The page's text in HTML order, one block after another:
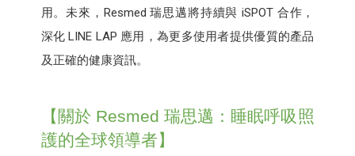
用。未來，Resmed 瑞思邁將持續與 iSPOT 合作，
深化 LINE LAP 應用，為更多使用者提供優質的產品
及正確的健康資訊。
【關於 Resmed 瑞思邁：睡眠呼吸照
護的全球領導者】